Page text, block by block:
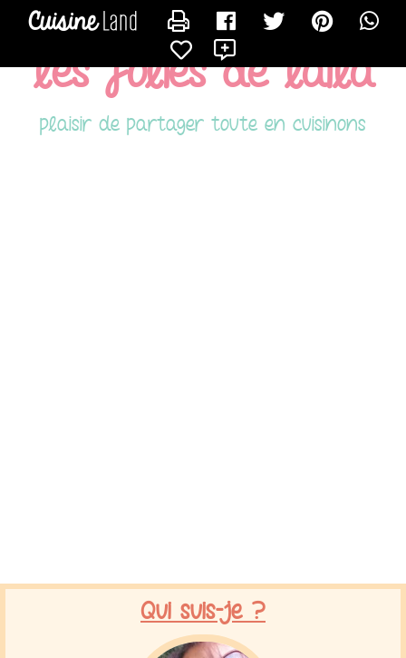
les folies de laila
plaisir de partager toute en cuisinons
Qui suis-je ?
CONTACTER LAILA